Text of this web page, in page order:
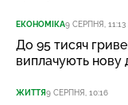
ЕКОНОМІКА9 СЕРПНЯ, 11:13
До 95 тисяч
виплачують нову
ЖИТТЯ9 СЕРПНЯ, 10:16